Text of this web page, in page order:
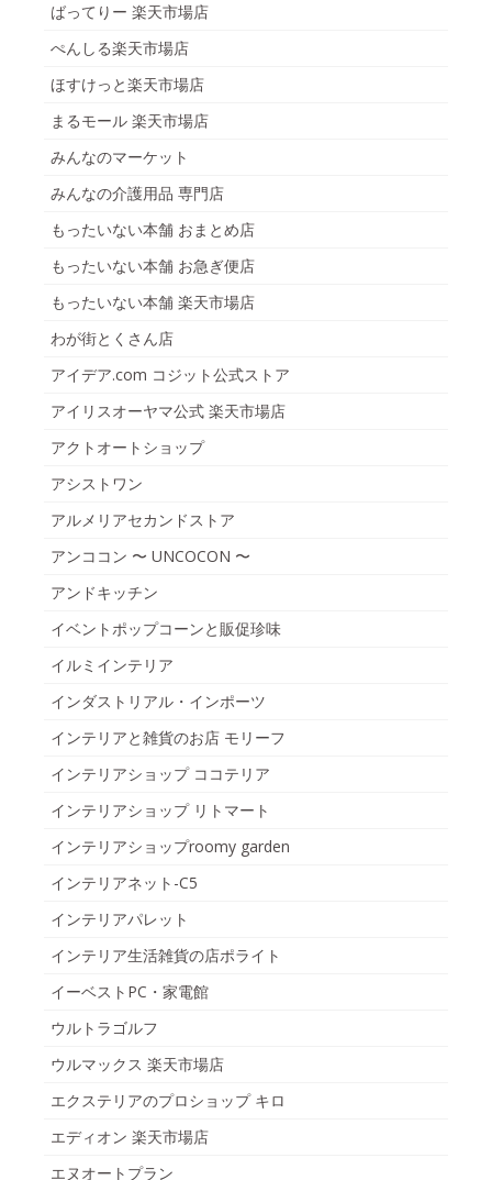
ばってりー 楽天市場店
ぺんしる楽天市場店
ほすけっと楽天市場店
まるモール 楽天市場店
みんなのマーケット
みんなの介護用品 専門店
もったいない本舗 おまとめ店
もったいない本舗 お急ぎ便店
もったいない本舗 楽天市場店
わが街とくさん店
アイデア.com コジット公式ストア
アイリスオーヤマ公式 楽天市場店
アクトオートショップ
アシストワン
アルメリアセカンドストア
アンココン 〜 UNCOCON 〜
アンドキッチン
イベントポップコーンと販促珍味
イルミインテリア
インダストリアル・インポーツ
インテリアと雑貨のお店 モリーフ
インテリアショップ ココテリア
インテリアショップ リトマート
インテリアショップroomy garden
インテリアネット-C5
インテリアパレット
インテリア生活雑貨の店ポライト
イーベストPC・家電館
ウルトラゴルフ
ウルマックス 楽天市場店
エクステリアのプロショップ キロ
エディオン 楽天市場店
エヌオートプラン